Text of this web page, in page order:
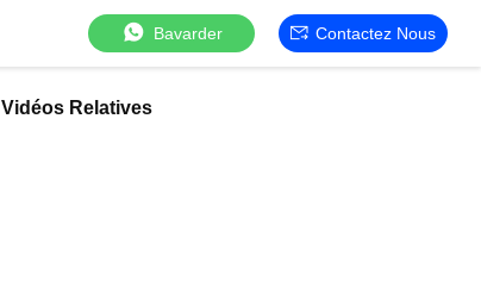
Bavarder Contactez Nous
Vidéos Relatives